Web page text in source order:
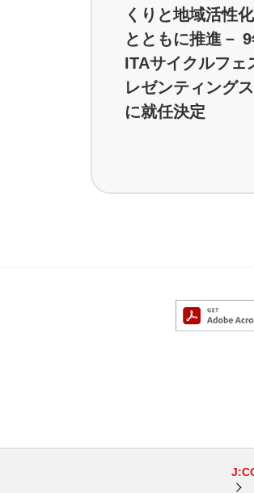
くりと地域活性
とともに推進－
ITAサイクルフェ
レゼンティング
に就任決定